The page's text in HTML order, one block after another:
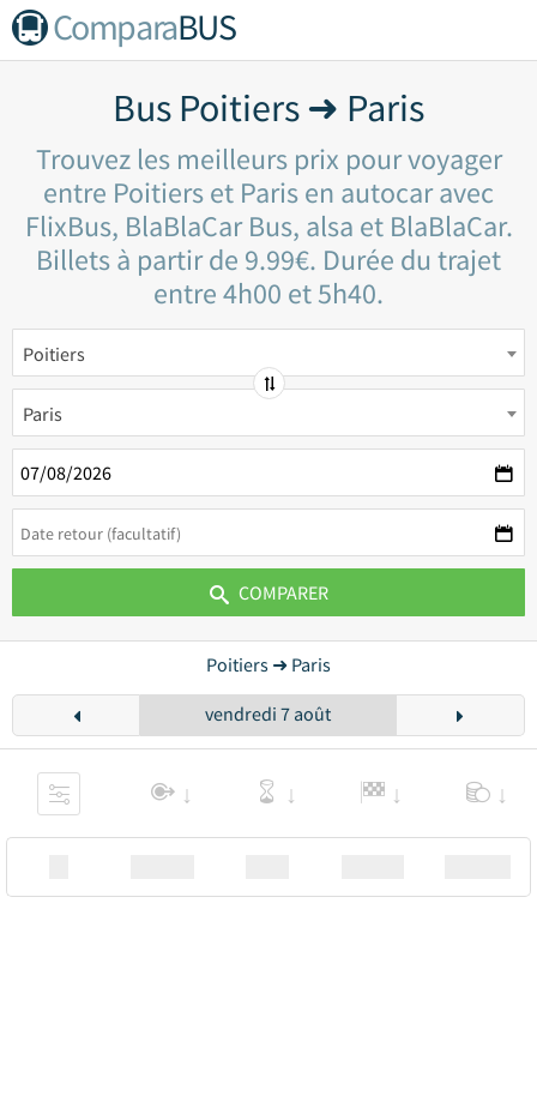
ComparaBUS
Bus Poitiers ➜ Paris
Trouvez les meilleurs prix pour voyager
entre Poitiers et Paris en autocar avec
FlixBus, BlaBlaCar Bus, alsa et BlaBlaCar.
Billets à partir de 9.99€. Durée du trajet
entre 4h00 et 5h40.
Poitiers
Paris
COMPARER
Poitiers ➜ Paris
vendredi 7 août